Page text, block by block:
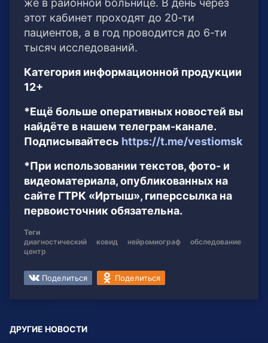
же в районной больнице. В день через
этот кабинет проходят до 20-ти
пациентов, а в год проводится до 6-ти
тысяч исследований.
Категория информационной продукции
12+
*Ещё больше оперативных новостей вы
найдёте в нашем телеграм-канале.
Подписывайтесь https://t.me/vestiomsk
*При использовании текстов, фото- и
видеоматериала, опубликованных на
сайте ГТРК «Иртыш», гиперссылка на
первоисточник обязательна.
Теги
диагностический
центр
ковид нейромиограф обследование
Поделиться Поделиться
ДРУГИЕ НОВОСТИ